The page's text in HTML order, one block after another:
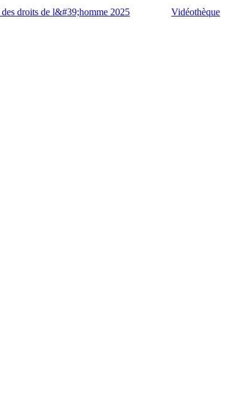
droits de l&#39;homme 2025
Vidéothèque